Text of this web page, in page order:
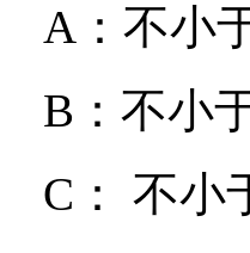
A ：不小
B ：不小
C ： 不小